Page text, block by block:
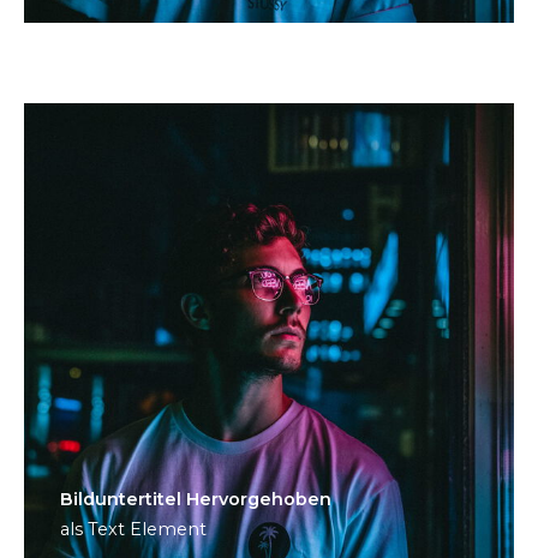
Bild­unter­titel Hervorgehoben
als Text Element